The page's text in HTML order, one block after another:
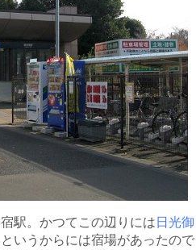
駅。かつてこの辺りには 日光御
いうからには宿場があったので